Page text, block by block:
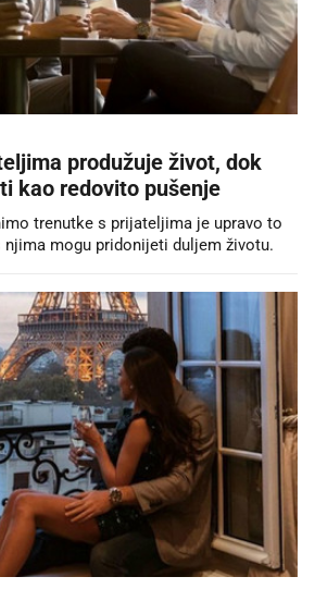
produžuje život, dok
kao redovito pušenje
trenutke s prijateljima je upravo to
njima mogu pridonijeti duljem životu.